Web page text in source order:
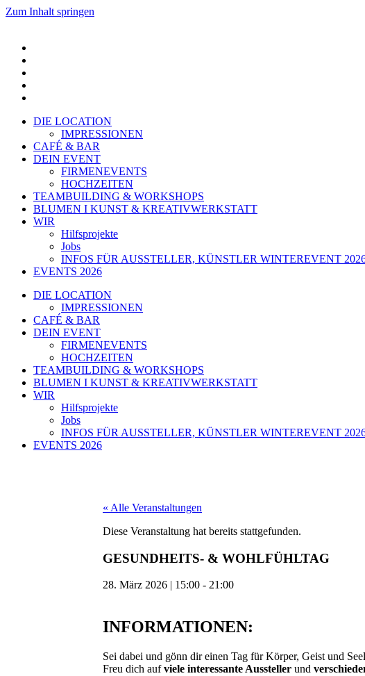
Zum Inhalt springen
DIE LOCATION
IMPRESSIONEN
CAFÉ & BAR
DEIN EVENT
FIRMENEVENTS
HOCHZEITEN
TEAMBUILDING & WORKSHOPS
BLUMEN I KUNST & KREATIVWERKSTATT
WIR
Hilfsprojekte
Jobs
INFOS FÜR AUSSTELLER, KÜNSTLER WINTEREVENT
EVENTS 2026
DIE LOCATION
IMPRESSIONEN
CAFÉ & BAR
DEIN EVENT
FIRMENEVENTS
HOCHZEITEN
TEAMBUILDING & WORKSHOPS
BLUMEN I KUNST & KREATIVWERKSTATT
WIR
Hilfsprojekte
Jobs
INFOS FÜR AUSSTELLER, KÜNSTLER WINTEREVENT
EVENTS 2026
« Alle Veranstaltungen
Diese Veranstaltung hat bereits stattgefunden.
GESUNDHEITS- & WOHLFÜHLTAG
28. März 2026 | 15:00 - 21:00
INFORMATIONEN:
Sei dabei und gönn dir einen Tag für Körper, Geist und
Freu dich aufviele interessante Aussteller und